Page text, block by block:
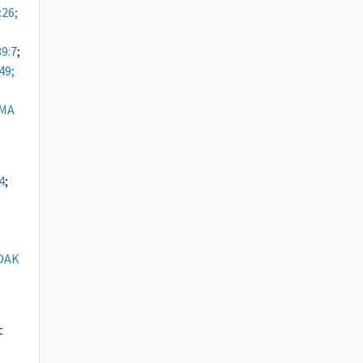
;
;